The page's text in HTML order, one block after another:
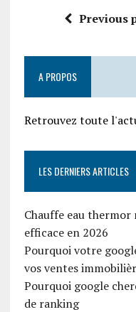
Previous
A PROPOS
Retrouvez toute
LES DERNIERS ARTICLES
Chauffe eau
efficace en 2026
Pourquoi votre
vos ventes
Pourquoi google
de ranking